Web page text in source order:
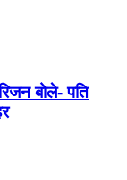
बोले- पति